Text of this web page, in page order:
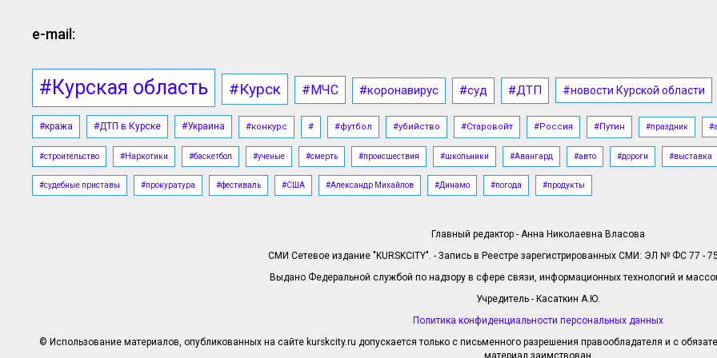
e-mail:
#Курская область #Курск #МЧС #коронавирус #суд #ДТП #новости Курской области
#кража #ДТП в Курске #Украина #конкурс # #футбол #убийство #Старовойт #Россия #Путин #праздник
#строительство #Наркотики #баскетбол #ученые #смерть #происшествия #школьники #Авангард #авто #дороги #выставка
#судебные приставы #прокуратура #фестиваль #США #Александр Михайлов #Динамо #погода #продукты
Главный редактор - Анна Николаевна Власова
СМИ Сетевое издание "KURSKCITY". - Запись в Реестре зарегистрированных СМИ: ЭЛ № ФС 77 -
Выдано Федеральной службой по надзору в сфере связи, информационных технологий и
Учредитель - Касаткин А.Ю.
Политика конфиденциальности персональных данных
© Использование материалов, опубликованных на сайте kurskcity.ru допускается только с письменного разрешения правообладателя и с
материал заимствован